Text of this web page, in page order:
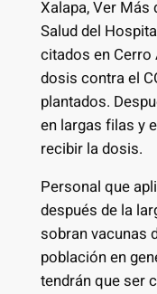
Xalapa, Ver Más
Salud del
citados en Cerro
dosis contra el
plantados.
en largas filas y
recibir la dosis.
Personal que
después de la
sobran vacunas
población en
tendrán que ser